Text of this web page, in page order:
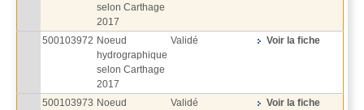
selon Carthage
2017
500103972 Noeud
hydrographique
selon Carthage
2017
Validé Voir la fiche
500103973 Noeud
Validé Voir la fiche